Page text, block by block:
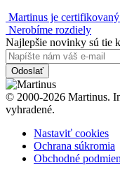
Martinus je
Nerobíme rozdiely
Najlepšie novinky sú tie
Odoslať
© 2000-2026 Martinus.
vyhradené.
Nastaviť cookies
Ochrana súkromia
Obchodné